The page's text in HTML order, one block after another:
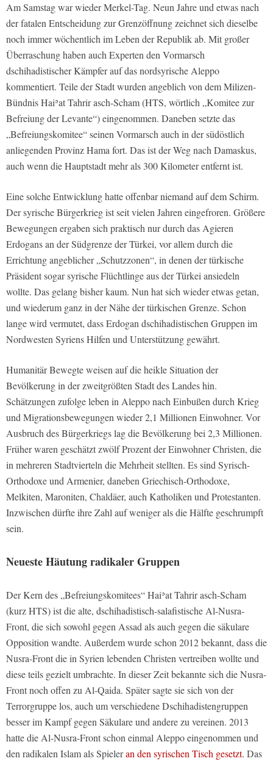
Am Samstag war wieder Merkel-Tag. Neun Jahre und etwas nach
der fatalen Entscheidung zur Grenzöffnung zeichnet sich dieselbe
noch immer wöchentlich im Leben der Republik ab. Mit großer
Überraschung haben auch Experten den Vormarsch
dschihadistischer Kämpfer auf das nordsyrische Aleppo
kommentiert. Teile der Stadt wurden angeblich von dem Milizen-
Bündnis Haiʾat Tahrir asch-Scham (HTS, wörtlich „Komitee zur
Befreiung der Levante“) eingenommen. Daneben setzte das
„Befreiungskomitee“ seinen Vormarsch auch in der südöstlich
anliegenden Provinz Hama fort. Das ist der Weg nach Damaskus,
auch wenn die Hauptstadt mehr als 300 Kilometer entfernt ist.
Eine solche Entwicklung hatte offenbar niemand auf dem Schirm.
Der syrische Bürgerkrieg ist seit vielen Jahren eingefroren. Größere
Bewegungen ergaben sich praktisch nur durch das Agieren
Erdogans an der Südgrenze der Türkei, vor allem durch die
Errichtung angeblicher „Schutzzonen“, in denen der türkische
Präsident sogar syrische Flüchtlinge aus der Türkei ansiedeln
wollte. Das gelang bisher kaum. Nun hat sich wieder etwas getan,
und wiederum ganz in der Nähe der türkischen Grenze. Schon
lange wird vermutet, dass Erdogan dschihadistischen Gruppen im
Nordwesten Syriens Hilfen und Unterstützung gewährt.
Humanitär Bewegte weisen auf die heikle Situation der
Bevölkerung in der zweitgrößten Stadt des Landes hin.
Schätzungen zufolge leben in Aleppo nach Einbußen durch Krieg
und Migrationsbewegungen wieder 2,1 Millionen Einwohner. Vor
Ausbruch des Bürgerkriegs lag die Bevölkerung bei 2,3 Millionen.
Früher waren geschätzt zwölf Prozent der Einwohner Christen, die
in mehreren Stadtvierteln die Mehrheit stellten. Es sind Syrisch-
Orthodoxe und Armenier, daneben Griechisch-Orthodoxe,
Melkiten, Maroniten, Chaldäer, auch Katholiken und Protestanten.
Inzwischen dürfte ihre Zahl auf weniger als die Hälfte geschrumpft
sein.
Neueste Häutung radikaler Gruppen
Der Kern des „Befreiungskomitees“ Haiʾat Tahrir asch-Scham
(kurz HTS) ist die alte, dschihadistisch-salafistische Al-Nusra-
Front, die sich sowohl gegen Assad als auch gegen die säkulare
Opposition wandte. Außerdem wurde schon 2012 bekannt, dass die
Nusra-Front die in Syrien lebenden Christen vertreiben wollte und
diese teils gezielt umbrachte. In dieser Zeit bekannte sich die Nusra-
Front noch offen zu Al-Qaida. Später sagte sie sich von der
Terrorgruppe los, auch um verschiedene Dschihadistengruppen
besser im Kampf gegen Säkulare und andere zu vereinen. 2013
hatte die Al-Nusra-Front schon einmal Aleppo eingenommen und
den radikalen Islam als Spieleran den syrischen Tisch gesetzt. Das